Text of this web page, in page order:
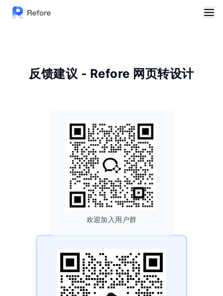
反馈建议 - Refore 网页转设计
欢迎加入用户群